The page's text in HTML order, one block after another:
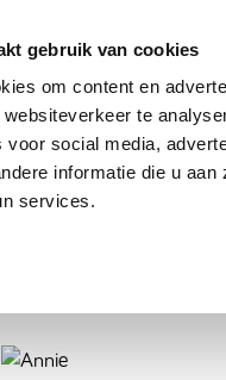
gebruik van cookies
om content en
te
voor social media,
informatie die u
services.
huisdier Hoe